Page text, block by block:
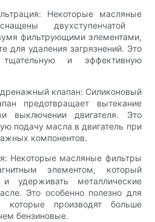
Некоторые масляные
двухступенчатой
фильтрующими элементами,
для удаления загрязнений. Это
тщательную и эффективную
клапан: Силиконовый
предотвращает вытекание
выключении двигателя. Это
подачу масла в двигатель при
компонентов.
Некоторые масляные фильтры
элементом, который
и удерживать металлические
Это особенно полезно для
которые производят больше
бензиновые.